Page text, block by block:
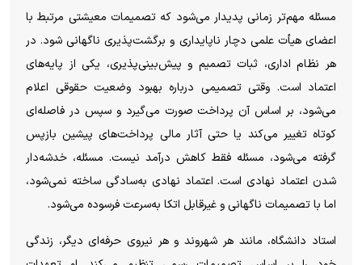
مسئله مهم‌تر زمانی پدیدار می‌شود که تصمیمات معیشتی مرتبط با
اعضای هیأت علمی دچار ناپایداری و برگشت‌پذیری ناگهانی شود. در
هر نظام اداری، ثبات تصمیم و پیش‌بینی‌پذیری، یکی از پایه‌های
اعتماد است. وقتی تصمیمی درباره بهبود وضعیت حقوقی اعلام
می‌شود، بر اساس آن پرداخت صورت می‌گیرد و سپس در فاصله‌ای
کوتاه تغییر می‌کند یا حتی آثار مالی پرداخت‌های پیشین بازپس
گرفته می‌شود، مسئله فقط کاهش درآمد نیست. مسئله، خدشه‌دار
شدن اعتماد نهادی است. اعتماد نهادی به‌سادگی ساخته نمی‌شود،
اما با تصمیمات ناگهانی و غیرقابل اتکا به‌سرعت فرسوده می‌شود.
استاد دانشگاه، مانند هر شهروند و هر نیروی حرفه‌ای دیگر، زندگی